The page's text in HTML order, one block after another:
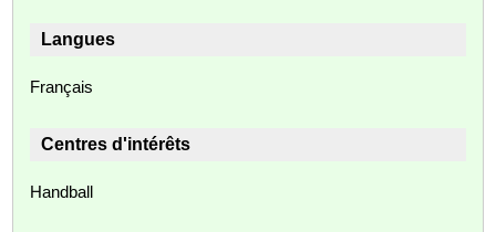
Langues
Français
Centres d'intérêts
Handball